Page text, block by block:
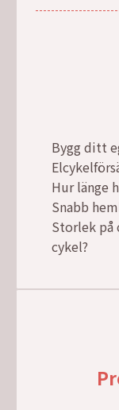
Bygg ditt
Hur länge
Snabb
Storlek på
cykel?